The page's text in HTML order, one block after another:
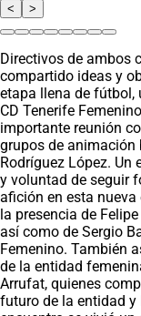
< >
Directivos de ambos
compartido ideas y
etapa llena de fútbol,
CD Tenerife
importante reunión
grupos de animación
Rodríguez López. Un
y voluntad de seguir
afición en esta
la presencia de
así como de Sergio
Femenino. También
de la entidad
Arrufat, quienes
futuro de la entidad y